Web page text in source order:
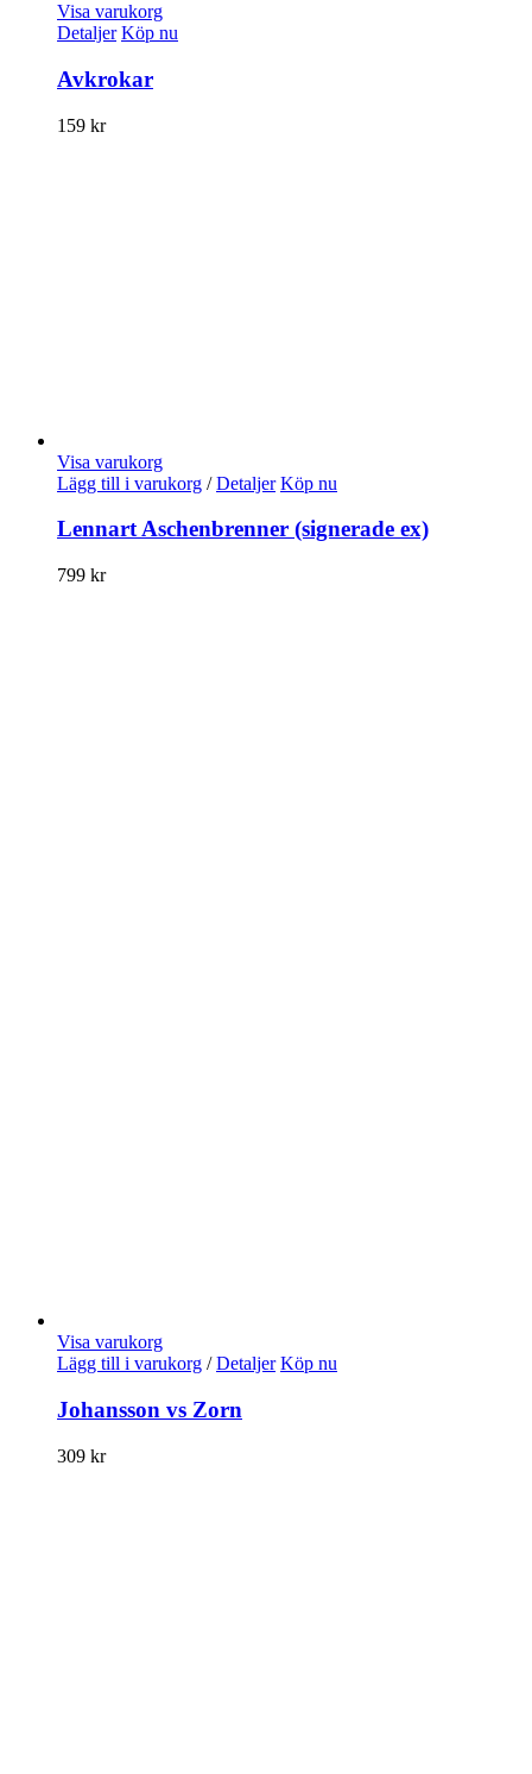
Visa varukorg
Detaljer Köp nu
Avkrokar
159 kr
Visa varukorg
Lägg till i varukorg / Detaljer Köp nu
Lennart Aschenbrenner (signerade ex)
799 kr
Visa varukorg
Lägg till i varukorg / Detaljer Köp nu
Johansson vs Zorn
309 kr